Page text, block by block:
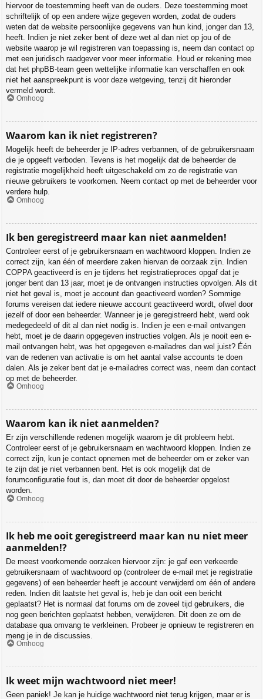
hiervoor de toestemming heeft van de ouders. Deze toestemming moet
schriftelijk of op een andere wijze gegeven worden, zodat de ouders
weten dat de website persoonlijke gegevens van hun kind, jonger dan 13,
heeft. Indien je niet zeker bent of deze wet al dan niet op jou of de
website waarop je wil registreren van toepassing is, neem dan contact op
met een juridisch raadgever voor meer informatie. Houd er rekening mee
dat het phpBB-team geen wettelijke informatie kan verschaffen en ook
niet het aanspreekpunt is voor deze wetgeving, tenzij dit hieronder
vermeld wordt.
Omhoog
Waarom kan ik niet registreren?
Mogelijk heeft de beheerder je IP-adres verbannen, of de gebruikersnaam
die je opgeeft verboden. Tevens is het mogelijk dat de beheerder de
registratie mogelijkheid heeft uitgeschakeld om zo de registratie van
nieuwe gebruikers te voorkomen. Neem contact op met de beheerder voor
verdere hulp.
Omhoog
Ik ben geregistreerd maar kan niet aanmelden!
Controleer eerst of je gebruikersnaam en wachtwoord kloppen. Indien ze
correct zijn, kan één of meerdere zaken hiervan de oorzaak zijn. Indien
COPPA geactiveerd is en je tijdens het registratieproces opgaf dat je
jonger bent dan 13 jaar, moet je de ontvangen instructies opvolgen. Als dit
niet het geval is, moet je account dan geactiveerd worden? Sommige
forums vereisen dat iedere nieuwe account geactiveerd wordt, ofwel door
jezelf of door een beheerder. Wanneer je je geregistreerd hebt, werd ook
medegedeeld of dit al dan niet nodig is. Indien je een e-mail ontvangen
hebt, moet je de daarin opgegeven instructies volgen. Als je nooit een e-
mail ontvangen hebt, was het opgegeven e-mailadres dan wel juist? Één
van de redenen van activatie is om het aantal valse accounts te doen
dalen. Als je zeker bent dat je e-mailadres correct was, neem dan contact
op met de beheerder.
Omhoog
Waarom kan ik niet aanmelden?
Er zijn verschillende redenen mogelijk waarom je dit probleem hebt.
Controleer eerst of je gebruikersnaam en wachtwoord kloppen. Indien ze
correct zijn, kun je contact opnemen met de beheerder om er zeker van
te zijn dat je niet verbannen bent. Het is ook mogelijk dat de
forumconfiguratie fout is, dan moet dit door de beheerder opgelost
worden.
Omhoog
Ik heb me ooit geregistreerd maar kan nu niet meer
aanmelden!?
De meest voorkomende oorzaken hiervoor zijn: je gaf een verkeerde
gebruikersnaam of wachtwoord op (controleer de e-mail met je registratie
gegevens) of een beheerder heeft je account verwijderd om één of andere
reden. Indien dit laatste het geval is, heb je dan ooit een bericht
geplaatst? Het is normaal dat forums om de zoveel tijd gebruikers, die
nog geen berichten geplaatst hebben, verwijderen. Dit doen ze om de
database qua omvang te verkleinen. Probeer je opnieuw te registreren en
meng je in de discussies.
Omhoog
Ik weet mijn wachtwoord niet meer!
Geen paniek! Je kan je huidige wachtwoord niet terug krijgen, maar er is